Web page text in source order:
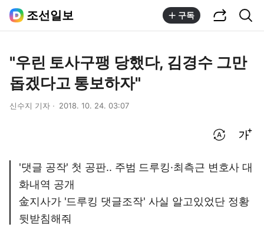
조선일보 구독
"우린 토사구팽 당했다, 김경수 그만
돕겠다고 통보하자"
신수지 기자 2018. 10. 24. 03:07
'댓글 공작' 첫 공판.. 주범 드루킹·최측근 변호사 대
화내역 공개
金지사가 '드루킹 댓글조작' 사실 알고있었단 정황
뒷받침해줘